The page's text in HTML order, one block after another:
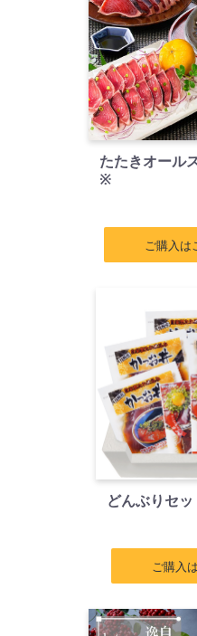
たたきオール
※
ご購入
どんぶりセ
ご購入